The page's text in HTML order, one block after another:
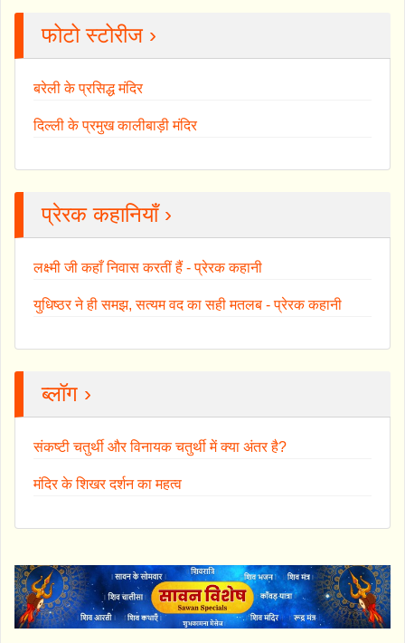
फोटो स्टोरीज ›
बरेली के प्रसिद्ध मंदिर
दिल्ली के प्रमुख कालीबाड़ी मंदिर
प्रेरक कहानियाँ ›
लक्ष्मी जी कहाँ निवास करतीं हैं - प्रेरक कहानी
युधिष्ठर ने ही समझ, सत्यम वद का सही मतलब - प्रेरक कहानी
ब्लॉग ›
संकष्टी चतुर्थी और विनायक चतुर्थी में क्या अंतर है?
मंदिर के शिखर दर्शन का महत्व